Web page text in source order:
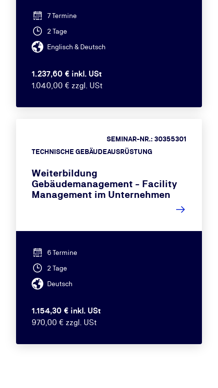
7 Termine
2 Tage
Englisch & Deutsch
1.237,60 € inkl. USt
1.040,00 € zzgl. USt
TECHNISCHE GEBÄUDEAUSRÜSTUNG
SEMINAR-NR.: 30355301
Weiterbildung
Gebäudemanagement - Facility
Management im Unternehmen
6 Termine
2 Tage
Deutsch
1.154,30 € inkl. USt
970,00 € zzgl. USt